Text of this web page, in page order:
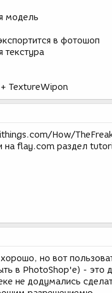
модель
в фотошоп
текстура
TextureWipon
How/
на flay.com раздел
но вот
в PhotoShop'е) - это
не додумались